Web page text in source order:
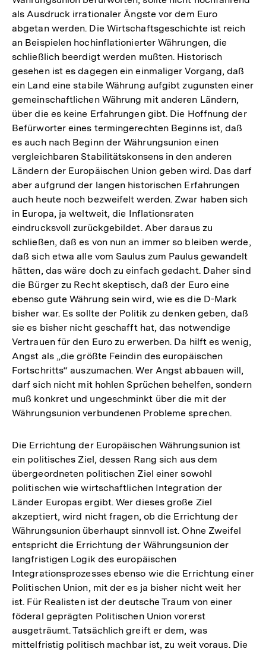
als Ausdruck irrationaler Ängste vor dem Euro
abgetan werden. Die Wirtschaftsgeschichte ist reich
an Beispielen hochinflationierter Währungen, die
schließlich beerdigt werden mußten. Historisch
gesehen ist es dagegen ein einmaliger Vorgang, daß
ein Land eine stabile Währung aufgibt zugunsten einer
gemeinschaftlichen Währung mit anderen Ländern,
über die es keine Erfahrungen gibt. Die Hoffnung der
Befürworter eines termingerechten Beginns ist, daß
es auch nach Beginn der Währungsunion einen
vergleichbaren Stabilitätskonsens in den anderen
Ländern der Europäischen Union geben wird. Das darf
aber aufgrund der langen historischen Erfahrungen
auch heute noch bezweifelt werden. Zwar haben sich
in Europa, ja weltweit, die Inflationsraten
eindrucksvoll zurückgebildet. Aber daraus zu
schließen, daß es von nun an immer so bleiben werde,
daß sich etwa alle vom Saulus zum Paulus gewandelt
hätten, das wäre doch zu einfach gedacht. Daher sind
die Bürger zu Recht skeptisch, daß der Euro eine
ebenso gute Währung sein wird, wie es die D-Mark
bisher war. Es sollte der Politik zu denken geben, daß
sie es bisher nicht geschafft hat, das notwendige
Vertrauen für den Euro zu erwerben. Da hilft es wenig,
Angst als „die größte Feindin des europäischen
Fortschritts“ auszumachen. Wer Angst abbauen will,
darf sich nicht mit hohlen Sprüchen behelfen, sondern
muß konkret und ungeschminkt über die mit der
Währungsunion verbundenen Probleme sprechen.
Die Errichtung der Europäischen Währungsunion ist
ein politisches Ziel, dessen Rang sich aus dem
übergeordneten politischen Ziel einer sowohl
politischen wie wirtschaftlichen Integration der
Länder Europas ergibt. Wer dieses große Ziel
akzeptiert, wird nicht fragen, ob die Errichtung der
Währungsunion überhaupt sinnvoll ist. Ohne Zweifel
entspricht die Errichtung der Währungsunion der
langfristigen Logik des europäischen
Integrationsprozesses ebenso wie die Errichtung einer
Politischen Union, mit der es ja bisher nicht weit her
ist. Für Realisten ist der deutsche Traum von einer
föderal geprägten Politischen Union vorerst
ausgeträumt. Tatsächlich greift er dem, was
mittelfristig politisch machbar ist, zu weit voraus. Die